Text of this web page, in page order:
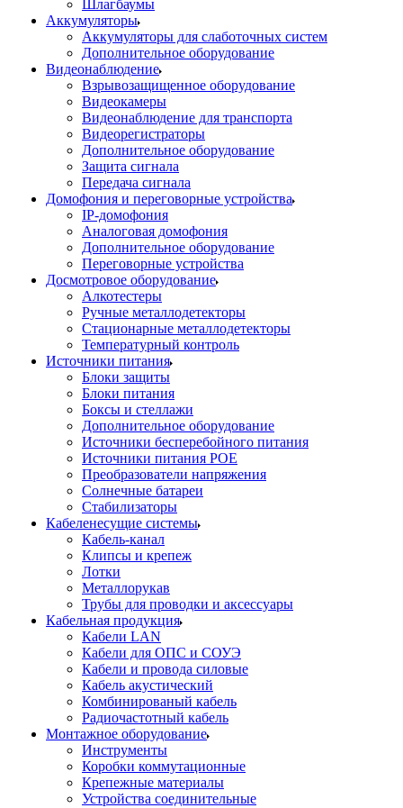
Шлагбаумы
Аккумуляторы
Аккумуляторы для слаботочных систем
Дополнительное оборудование
Видеонаблюдение
Взрывозащищенное оборудование
Видеокамеры
Видеонаблюдение для транспорта
Видеорегистраторы
Дополнительное оборудование
Защита сигнала
Передача сигнала
Домофония и переговорные устройства
IP-домофония
Аналоговая домофония
Дополнительное оборудование
Переговорные устройства
Досмотровое оборудование
Алкотестеры
Ручные металлодетекторы
Стационарные металлодетекторы
Температурный контроль
Источники питания
Блоки защиты
Блоки питания
Боксы и стеллажи
Дополнительное оборудование
Источники бесперебойного питания
Источники питания POE
Преобразователи напряжения
Солнечные батареи
Стабилизаторы
Кабеленесущие системы
Кабель-канал
Клипсы и крепеж
Лотки
Металлорукав
Трубы для проводки и аксессуары
Кабельная продукция
Кабели LAN
Кабели для ОПС и СОУЭ
Кабели и провода силовые
Кабель акустический
Комбинированый кабель
Радиочастотный кабель
Монтажное оборудование
Инструменты
Коробки коммутационные
Крепежные материалы
Устройства соединительные